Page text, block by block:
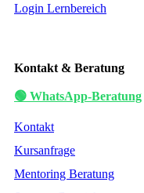
Login Lernbereich
Kontakt & Beratung
🟢 WhatsApp-Beratung
Kontakt
Kursanfrage
Mentoring Beratung